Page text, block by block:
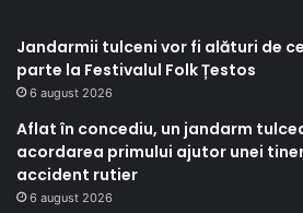
Jandarmii tulceni vor fi alături de
parte la Festivalul Folk Țestos
6 august 2026
Aflat în concediu, un jandarm
acordarea primului ajutor unei
accident rutier
6 august 2026